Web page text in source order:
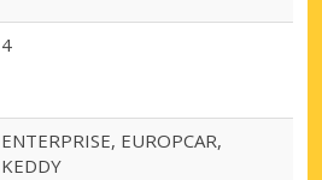
4
ENTERPRISE, EUROPCAR,
KEDDY